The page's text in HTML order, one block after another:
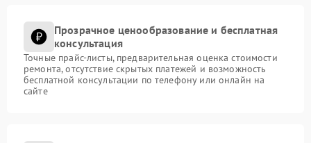
Прозрачное ценообразование и бесплатная
консультация
Точные прайс-листы, предварительная оценка стоимости
ремонта, отсутствие скрытых платежей и возможность
бесплатной консультации по телефону или онлайн на
сайте